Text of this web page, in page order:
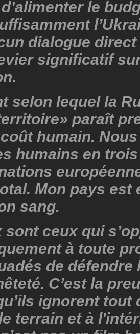
le
dialogue
significatif
selon lequel la
paraît
humain.
humains en
Mon pays est
sang.
sont ceux qui
à toute
de défendre
C’est la
ignorent tout
terrain et à